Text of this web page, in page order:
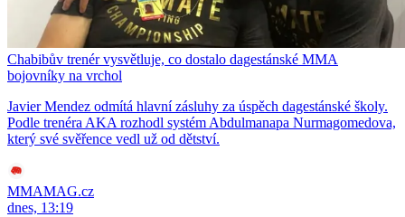
Chabibův trenér vysvětluje, co dostalo dagestánské MMA
bojovníky na vrchol
Javier Mendez odmítá hlavní zásluhy za úspěch dagestánské školy.
Podle trenéra AKA rozhodl systém Abdulmanapa Nurmagomedova,
který své svěřence vedl už od dětství.
MMAMAG.cz
dnes, 13:19